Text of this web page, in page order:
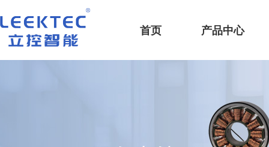
深圳市立控智能科技有限公司
首页
产品中心